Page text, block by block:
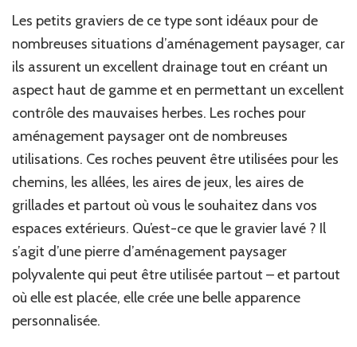
Les petits graviers de ce type sont idéaux pour de
nombreuses situations d’aménagement paysager, car
ils assurent un excellent drainage tout en créant un
aspect haut de gamme et en permettant un excellent
contrôle des mauvaises herbes. Les roches pour
aménagement paysager ont de nombreuses
utilisations. Ces roches peuvent être utilisées pour les
chemins, les allées, les aires de jeux, les aires de
grillades et partout où vous le souhaitez dans vos
espaces extérieurs. Qu’est-ce que le gravier lavé ? Il
s’agit d’une pierre d’aménagement paysager
polyvalente qui peut être utilisée partout – et partout
où elle est placée, elle crée une belle apparence
personnalisée.